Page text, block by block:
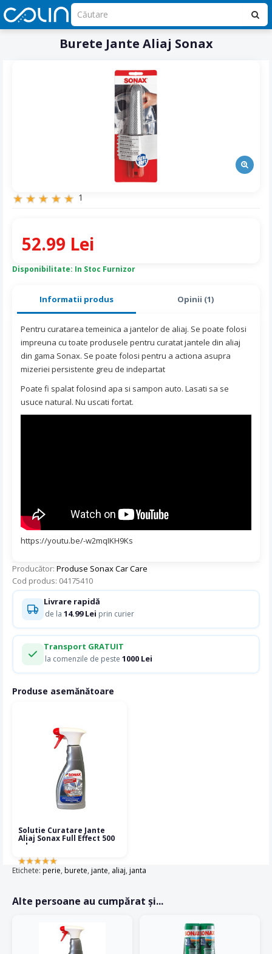
Burete Jante Aliaj Sonax
Informatii produs Opinii (1)
Pentru curatarea temeinica a jantelor de aliaj. Se poate folosi
impreuna cu toate produsele pentru curatat jantele din aliaj
din gama Sonax. Se poate folosi pentru a actiona asupra
mizeriei persistente greu de indepartat
Poate fi spalat folosind apa si sampon auto. Lasati sa se
usuce natural. Nu uscati fortat.
https://youtu.be/-w2mqIKH9Ks
Producător: Produse Sonax Car Care
Cod produs: 04175410
Disponibilitate: In Stoc Furnizor
52.99 Lei
1
Produse asemănătoare
Solutie Curatare Jante
Aliaj Sonax Full Effect 500
ml
Livrare rapidă
de la 14.99 Lei prin curier
Transport GRATUIT
la comenzile de peste 1000 Lei
Etichete: perie, burete, jante, aliaj, janta
Alte persoane au cumpărat și...